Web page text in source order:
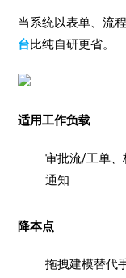
当系统以表单、流
台比纯自研更省。
适用工作负载
审批流/工单
通知
降本点
拖拽建模替代